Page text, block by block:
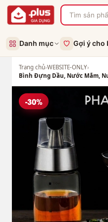
Danh mục Gợi ý cho
Trang chủ›WEBSITE-ONLY›
Bình Đựng Dầu, Nước Mắm,
-30%